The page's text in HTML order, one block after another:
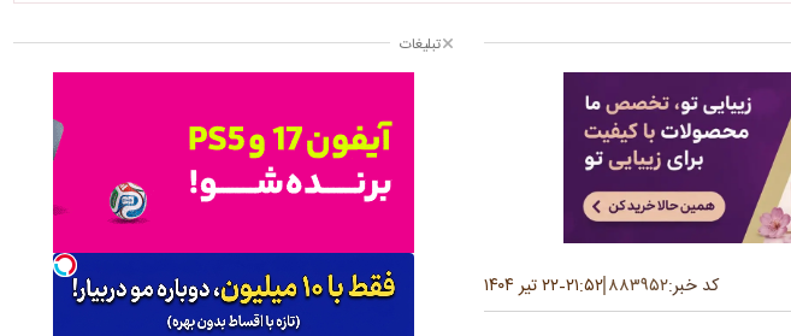
کد خبر:۸۸۳۹۵۲ ۲۱:۵۲-۲۲ تیر ۱۴۰۴
تبلیغات